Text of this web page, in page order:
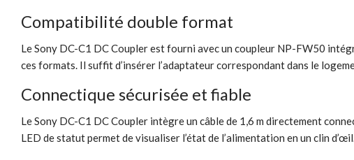
Compatibilité double format
Le Sony DC-C1 DC Coupler est fourni avec un coupleur NP-FW50
ces formats. Il suffit d’insérer l’adaptateur correspondant dans le
Connectique sécurisée et fiable
Le Sony DC-C1 DC Coupler intègre un câble de 1,6 m directement
LED de statut permet de visualiser l’état de l’alimentation en un clin